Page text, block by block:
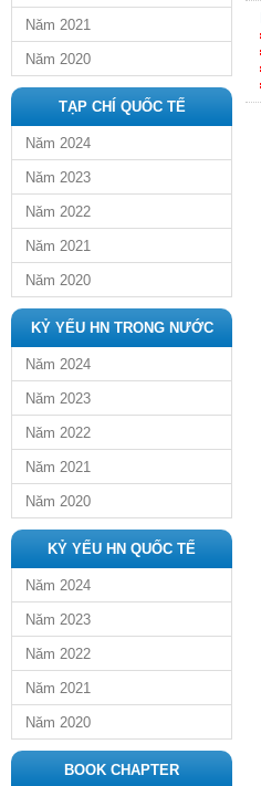
Năm 2021
Năm 2020
TẠP CHÍ QUỐC TẾ
Năm 2024
Năm 2023
Năm 2022
Năm 2021
Năm 2020
KỶ YẾU HN TRONG NƯỚC
Năm 2024
Năm 2023
Năm 2022
Năm 2021
Năm 2020
KỶ YẾU HN QUỐC TẾ
Năm 2024
Năm 2023
Năm 2022
Năm 2021
Năm 2020
BOOK CHAPTER